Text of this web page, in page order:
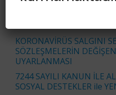
KORONAVİRÜS SALGINI
SÖZLEŞMELERİN
UYARLANMASI
7244 SAYILI KANUN İLE
SOSYAL DESTEKLER ile